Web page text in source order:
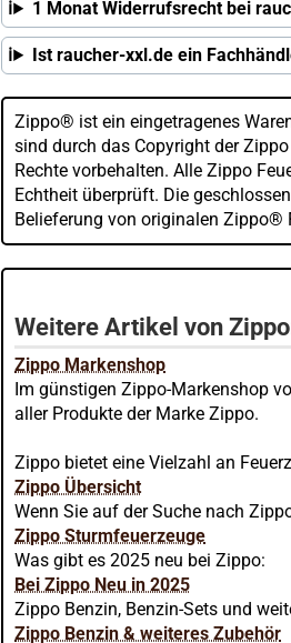
1 Monat Widerrufsrecht bei
Ist raucher-xxl.de ein
Zippo® ist ein eingetragenes
sind durch das Copyright der
Rechte vorbehalten. Alle Zippo
Echtheit überprüft. Die
Belieferung von originalen Zippo®
Weitere Artikel von
Zippo Markenshop
Im günstigen Zippo-Markenshop
aller Produkte der Marke Zippo.
Zippo bietet eine Vielzahl an
Zippo Übersicht
Wenn Sie auf der Suche nach
Zippo Sturmfeuerzeuge
Was gibt es 2025 neu bei Zippo:
Bei Zippo Neu in 2025
Zippo Benzin, Benzin-Sets und
Zippo Benzin & weiteres Zubehör